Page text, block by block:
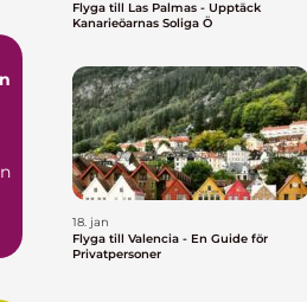
Flyga till Las Palmas - Upptäck
Kanarieöarnas Soliga Ö
18. jan
Flyga till Valencia - En Guide för
Privatpersoner